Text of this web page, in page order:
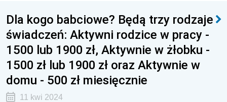
Dla kogo babciowe? Będą trzy rodzaje
świadczeń: Aktywni rodzice w pracy -
1500 lub 1900 zł, Aktywnie w żłobku -
1500 zł lub 1900 zł oraz Aktywnie w
domu - 500 zł miesięcznie
11 kwi 2024